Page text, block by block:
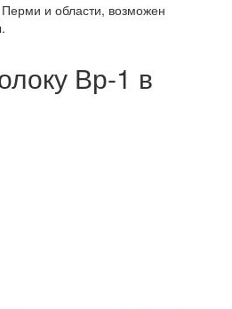
и области, возможен
Вр-1 в